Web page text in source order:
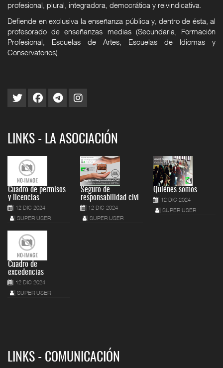
profesional, plural, integradora, democrática y reivindicativa.
Defiende en exclusiva la enseñanza pública y, dentro de ésta, al
profesorado de enseñanzas medias (Secundaria, Formación
Profesional, Escuelas de Artes, Escuelas de Idiomas y
Conservatorios).
LINKS - LA ASOCIACIÓN
Cuadro de permisos
y licencias
12 DIC 2024
SUPER USER
Cuadro de
excedencias
12 DIC 2024
SUPER USER
Seguro de
responsabilidad civi
12 DIC 2024
SUPER USER
Quiénes somos
12 DIC 2024
SUPER USER
LINKS - COMUNICACIÓN